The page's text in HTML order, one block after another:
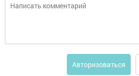
Авторизоваться